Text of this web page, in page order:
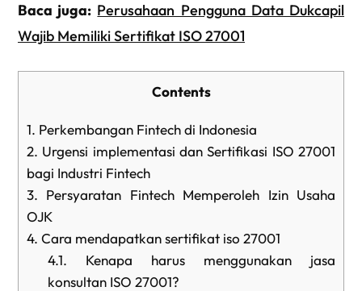
Baca juga: Perusahaan Pengguna Data Dukcapil
Wajib Memiliki Sertifikat ISO 27001
Contents
1. Perkembangan Fintech di Indonesia
2. Urgensi implementasi dan Sertifikasi ISO 27001
bagi Industri Fintech
3. Persyaratan Fintech Memperoleh Izin Usaha
OJK
4. Cara mendapatkan sertifikat iso 27001
4.1. Kenapa harus menggunakan jasa
konsultan ISO 27001?